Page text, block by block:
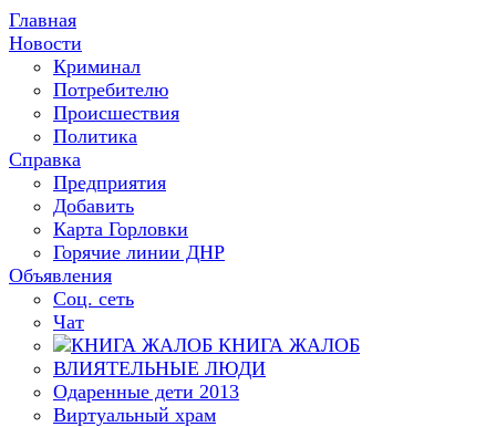
Главная
Новости
Криминал
Потребителю
Происшествия
Политика
Справка
Предприятия
Добавить
Карта Горловки
Горячие линии ДНР
Объявления
Соц. сеть
Чат
КНИГА ЖАЛОБ
ВЛИЯТЕЛЬНЫЕ ЛЮДИ
Одаренные дети 2013
Виртуальный храм